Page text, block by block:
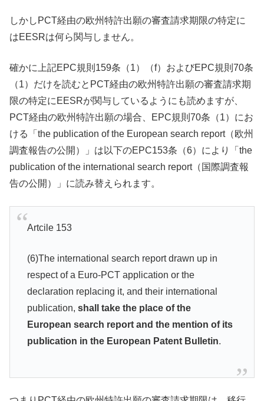
しかしPCT経由の欧州特許出願の審査請求期限の特定に
はEESRは何ら関与しません。
確かに上記EPC規則159条（1）（f）およびEPC規則70条
（1）だけを読むとPCT経由の欧州特許出願の審査請求期
限の特定にEESRが関与しているようにも読めますが、
PCT経由の欧州特許出願の場合、EPC規則70条（1）にお
ける「the publication of the European search report（欧州
調査報告の公開）」は以下のEPC153条（6）により「the
publication of the international search report（国際調査報
告の公開）」に読み替えられます。
Artcile 153
(6)The international search report drawn up in
respect of a Euro-PCT application or the
declaration replacing it, and their international
publication, shall take the place of the
European search report and the mention of its
publication in the European Patent Bulletin.